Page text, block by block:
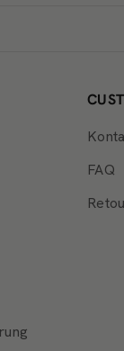
FAQ